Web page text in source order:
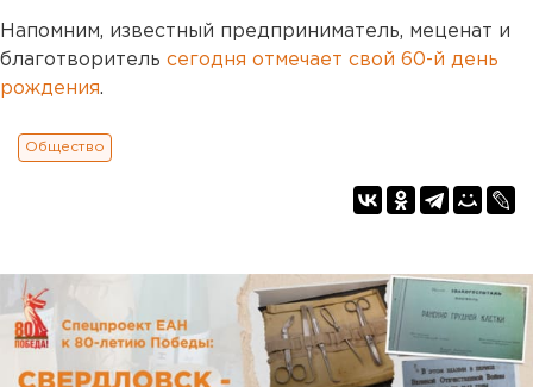
Напомним, известный предприниматель, меценат и
благотворитель сегодня отмечает свой 60-й день
рождения.
Общество